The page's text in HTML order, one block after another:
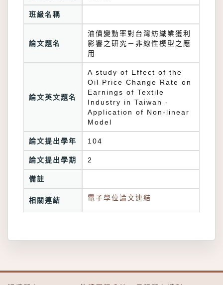
班級名稱
論文題名
油價變動率對台灣紡織業獲利
影響之研究－非線性模型之應
用
論文英文題名
A study of Effect of the
Oil Price Change Rate on
Earnings of Textile
Industry in Taiwan -
Application of Non-linear
Model
論文提出學年 104
論文提出學期 2
備註
相關連結 電子學位論文連結